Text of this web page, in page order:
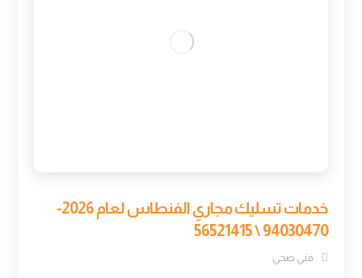
خدمات تسليك مجاري الفنطاس لعام 2026-
94030470 \ 56521415
فني صحي